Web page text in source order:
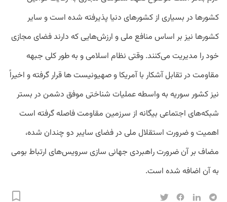
کشورها در بسیاری از کشورهای دنیا پذیرفته شده است و سایر
کشورها نیز بر اساس منافع ملی و ارزش‌هایی که دارند فضای مجازی
خود را مدیریت می‌کنند. وقتی نظام اسلامی و به طور کلی جبهه
مقاومت در تقابل آشکار با آمریکا و صهیونیست ها قرار گرفته و اخیراً
نیز کشور سوریه به واسطه عملیات شناختی موفق دشمن در بستر
شبکه‌های اجتماعی بیگانه از سرزمین مقاومت فاصله گرفته است
اهمیت و ضرورت استقلال ملی در فضای سایبر دو چندان شده،
مضاف بر آن ضرورت راهبردی جهانی سازی سرویس‌های ارتباط بومی
به آن اضافه شده است.